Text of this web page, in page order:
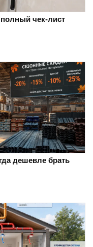
полный чек-лист
дешевле брать